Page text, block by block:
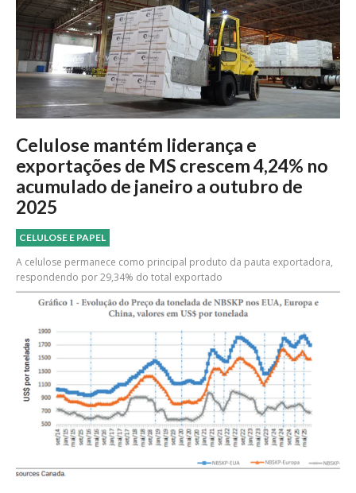
Celulose mantém liderança e
exportações de MS crescem 4,24% no
acumulado de janeiro a outubro de
2025
CELULOSE E PAPEL
A celulose permanece como principal produto da pauta exportadora,
respondendo por 29,34% do total exportado